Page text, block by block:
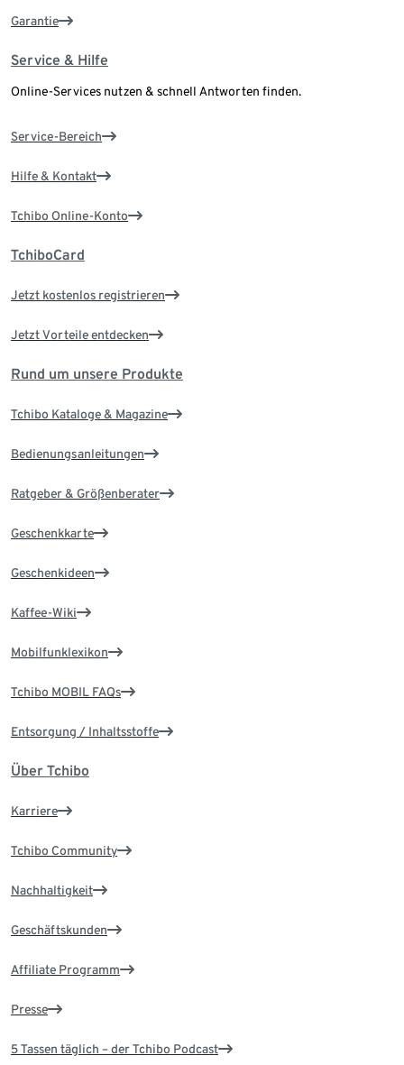
Garantie
Service & Hilfe
Online-Services nutzen & schnell Antworten finden.
Service-Bereich
Hilfe & Kontakt
Tchibo Online-Konto
TchiboCard
Jetzt kostenlos registrieren
Jetzt Vorteile entdecken
Rund um unsere Produkte
Tchibo Kataloge & Magazine
Bedienungsanleitungen
Ratgeber & Größenberater
Geschenkkarte
Geschenkideen
Kaffee-Wiki
Mobilfunklexikon
Tchibo MOBIL FAQs
Entsorgung / Inhaltsstoffe
Über Tchibo
Karriere
Tchibo Community
Nachhaltigkeit
Geschäftskunden
Affiliate Programm
Presse
5 Tassen täglich – der Tchibo Podcast